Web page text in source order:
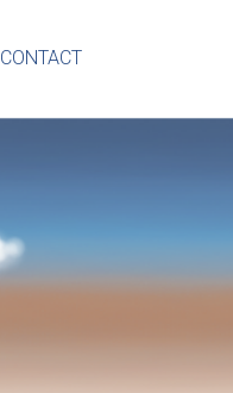
CONTACT